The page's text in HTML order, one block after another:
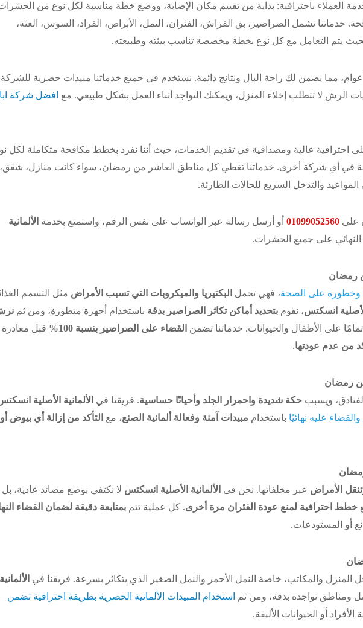
العملاء باحترافية: بداية من تقييم مكان الإصابة، ووضع خطة مناسبة لكل نوع من
خدماتنا تشمل الصراصير، بق الفراش، الفئران، النمل، الأبراص، القراد، السوس، العثة،
يتم التعامل مع كل نوع بخطة مخصصة تناسب بيئته وطبيعته.
مما يضمن لك راحة البال ونتائج دائمة. نستخدم في جميع خدماتنا مبيدات حصرية
الرش لا تتطلب إخلاء المنزل، ويمكنك التواجد أثناء العمل بشكل طبيعي. مع افضل شركة
احترافية عالية ومصداقية في تقديم الخدمات، حيث أننا نفرد بخطط مكافحة متكاملة لكل
في أي شركة أخرى. خدماتنا تغطي كل مناطق العاشر من رمضان، سواء كانت منازل، شقق،
والتدخل السريع للحالات الطارئة.
على 01099052560 أو أرسل رسالة عبر الواتساب على نفس الرقم، واستمتع بخدمة الألمانية
على جميع الحشرات.
رمضان
وخطورة على الصحة، فهي تحمل البكتيريا والميكروبات التي تسبب الأمراض مثل التسمم
الأصلية انسكتس، نقوم بتحديد أماكن تكاثر الصراصير بدقة باستخدام أجهزة متطورة، ومن ثم
على الأطفال والحيوانات. خدماتنا تضمن القضاء على الصراصير بنسبة 100%
قبل مغادرة
من عدم عودتها.
رمضان
ويسبب حكة شديدة واحمرار الجلد وأحيانًا حساسية. فريقنا في الألمانية الأصلية
عليه نهائيًا باستخدام مبيدات آمنة وفعالة ألمانية الصنع، مع التأكد من إزالة أي بيوض أو
الأمراض عبر مخلفاتها. نحن في الألمانية الأصلية انسكتس لا نكتفي بوضع مصائد عادية، بل
خطط احترافية لمنع عودة الفئران مرة أخرى. كل عملية تتم بمتابعة دقيقة لضمان القضاء
أو المستودعات.
والمكاتب، خاصة النمل الأحمر والنمل الصغير الذي يتكاثر بسرعة. فريقنا في الألمانية
ومناطق تواجده بدقة، ومن ثم
استخدام المبيدات الألمانية الحصرية بطريقة احترافية تضمن
أو الحيوانات الأليفة.